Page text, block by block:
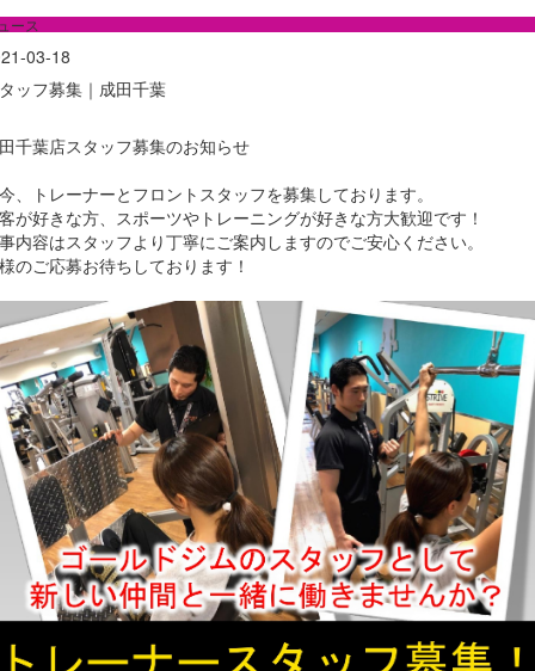
ース
03-18
ッフ募集｜成田千葉
千葉店スタッフ募集のお知らせ
、トレーナーとフロントスタッフを募集しております。
が好きな方、スポーツやトレーニングが好きな方大歓迎です！
内容はスタッフより丁寧にご案内しますのでご安心ください。
のご応募お待ちしております！